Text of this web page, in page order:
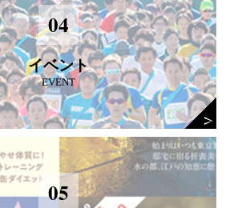
04
イベント
EVENT
05